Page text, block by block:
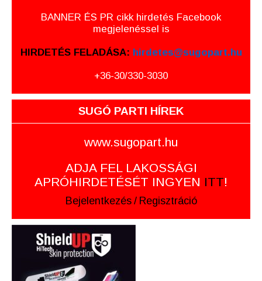
BANNER ÉS PR cikk hirdetés Facebook
megjelenéssel is
HIRDETÉS FELADÁSA: hirdetes@sugopart.hu
+36-30/330-3030
SUGÓ PARTI HÍREK
www.sugopart.hu
ADJA FEL LAKOSSÁGI
APRÓHIRDETÉSÉT INGYEN ITT!
Bejelentkezés / Regisztráció